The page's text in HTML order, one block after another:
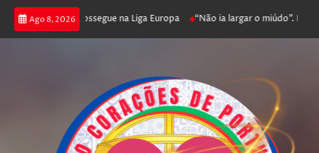
Ago 8, 2026
joga poker e prossegue na Liga Europa “Não ia largar o miúdo”.